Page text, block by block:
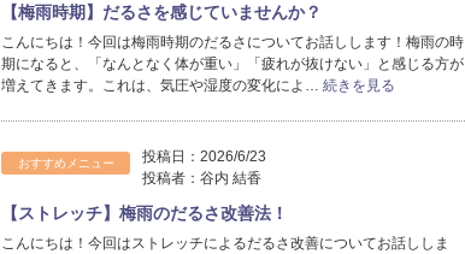
【梅雨時期】だるさを感じていませんか？
こんにちは！今回は梅雨時期のだるさについてお話しします！梅雨の時
期になると、「なんとなく体が重い」「疲れが抜けない」と感じる方が
増えてきます。これは、気圧や湿度の変化によ… 続きを見る
おすすめメニュー 投稿日： 2026/6/23
投稿者： 谷内 結香
【ストレッチ】梅雨のだるさ改善法！
こんにちは！今回はストレッチによるだるさ改善についてお話ししま